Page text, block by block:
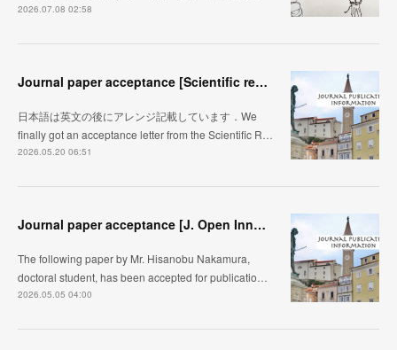
2026.07.08 02:58
Journal paper acceptance [Scientific reports]
日本語は英文の後にアレンジ記載しています．We
finally got an acceptance letter from the Scientific R…
2026.05.20 06:51
Journal paper acceptance [J. Open Innovation]
The following paper by Mr. Hisanobu Nakamura,
doctoral student, has been accepted for publicatio…
2026.05.05 04:00